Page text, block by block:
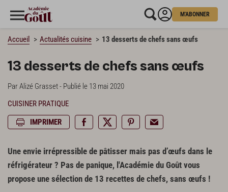
M'ABONNER
Accueil Actualités cuisine 13 desserts de chefs sans œufs
13 desserts de chefs sans œufs
Par Alizé Grasset - Publié le 13 mai 2020
CUISINER PRATIQUE
IMPRIMER
Une envie irrépressible de pâtisser mais pas d’œufs dans le
réfrigérateur ? Pas de panique, l'Académie du Goût vous
propose une sélection de 13 recettes de chefs, sans œufs !